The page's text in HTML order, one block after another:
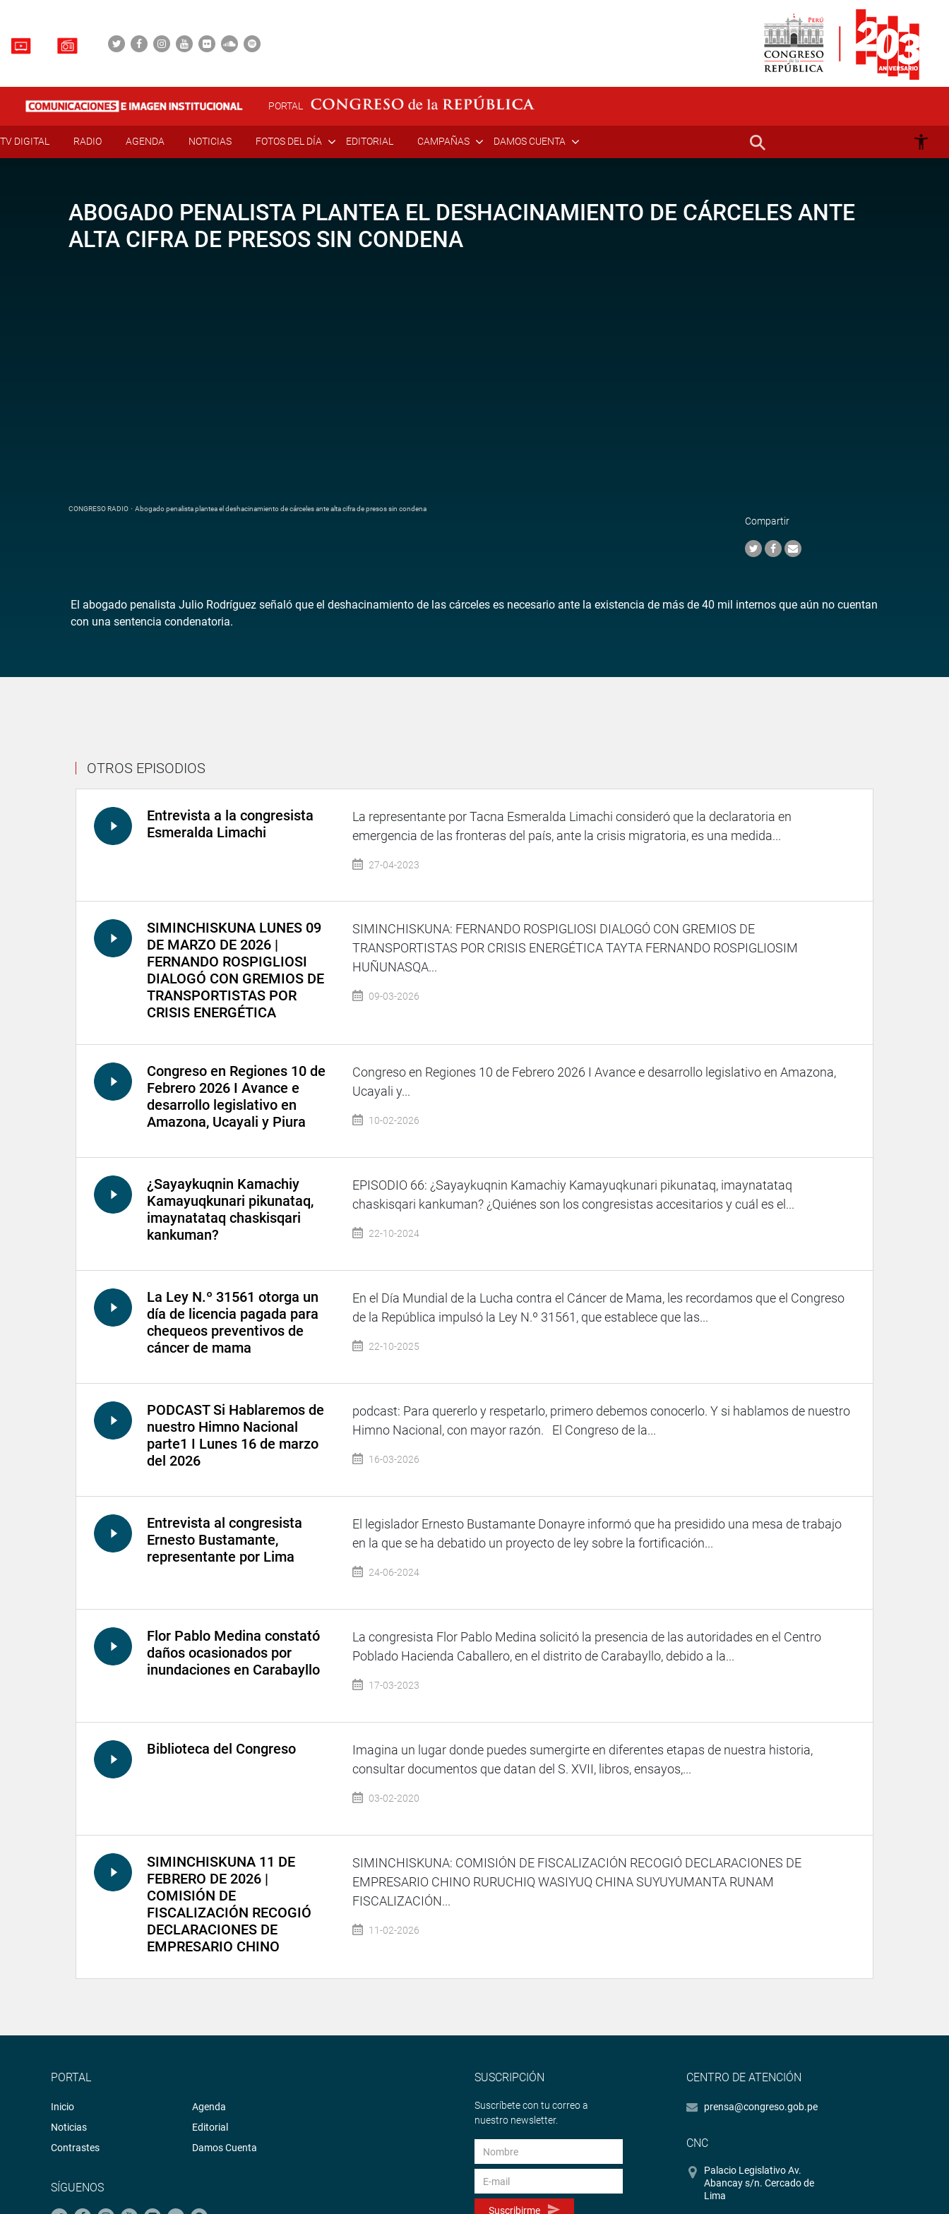
PORTAL
TV DIGITAL RADIO AGENDA NOTICIAS FOTOS DEL DÍA EDITORIAL CAMPAÑAS DAMOS CUENTA
ABOGADO PENALISTA PLANTEA EL DESHACINAMIENTO DE CÁRCELES ANTE
ALTA CIFRA DE PRESOS SIN CONDENA
CONGRESO RADIO · Abogado penalista plantea el deshacinamiento de cárceles ante alta cifra de presos sin condena
Compartir
El abogado penalista Julio Rodríguez señaló que el deshacinamiento de las cárceles es necesario ante la existencia de más de 40 mil internos que aún no cuentan
con una sentencia condenatoria.
OTROS EPISODIOS
Entrevista a la congresista
Esmeralda Limachi
La representante por Tacna Esmeralda Limachi consideró que la declaratoria en
emergencia de las fronteras del país, ante la crisis migratoria, es una medida...
27-04-2023
SIMINCHISKUNA LUNES 09
DE MARZO DE 2026 |
FERNANDO ROSPIGLIOSI
DIALOGÓ CON GREMIOS DE
TRANSPORTISTAS POR
CRISIS ENERGÉTICA
SIMINCHISKUNA: FERNANDO ROSPIGLIOSI DIALOGÓ CON GREMIOS DE
TRANSPORTISTAS POR CRISIS ENERGÉTICA TAYTA FERNANDO ROSPIGLIOSIM
HUÑUNASQA...
09-03-2026
Congreso en Regiones 10 de
Febrero 2026 I Avance e
desarrollo legislativo en
Amazona, Ucayali y Piura
Congreso en Regiones 10 de Febrero 2026 I Avance e desarrollo legislativo en Amazona,
Ucayali y...
10-02-2026
¿Sayaykuqnin Kamachiy
Kamayuqkunari pikunataq,
imaynatataq chaskisqari
kankuman?
EPISODIO 66: ¿Sayaykuqnin Kamachiy Kamayuqkunari pikunataq, imaynatataq
chaskisqari kankuman? ¿Quiénes son los congresistas accesitarios y cuál es el...
22-10-2024
La Ley N.º 31561 otorga un
día de licencia pagada para
chequeos preventivos de
cáncer de mama
En el Día Mundial de la Lucha contra el Cáncer de Mama, les recordamos que el Congreso
de la República impulsó la Ley N.º 31561, que establece que las...
22-10-2025
PODCAST Si Hablaremos de
nuestro Himno Nacional
parte1 I Lunes 16 de marzo
del 2026
podcast: Para quererlo y respetarlo, primero debemos conocerlo. Y si hablamos de nuestro
Himno Nacional, con mayor razón. El Congreso de la...
16-03-2026
Entrevista al congresista
Ernesto Bustamante,
representante por Lima
El legislador Ernesto Bustamante Donayre informó que ha presidido una mesa de trabajo
en la que se ha debatido un proyecto de ley sobre la fortificación...
24-06-2024
Flor Pablo Medina constató
daños ocasionados por
inundaciones en Carabayllo
La congresista Flor Pablo Medina solicitó la presencia de las autoridades en el Centro
Poblado Hacienda Caballero, en el distrito de Carabayllo, debido a la...
17-03-2023
Biblioteca del Congreso
Imagina un lugar donde puedes sumergirte en diferentes etapas de nuestra historia,
consultar documentos que datan del S. XVII, libros, ensayos,...
03-02-2020
SIMINCHISKUNA 11 DE
FEBRERO DE 2026 |
COMISIÓN DE
FISCALIZACIÓN RECOGIÓ
DECLARACIONES DE
EMPRESARIO CHINO
SIMINCHISKUNA: COMISIÓN DE FISCALIZACIÓN RECOGIÓ DECLARACIONES DE
EMPRESARIO CHINO RURUCHIQ WASIYUQ CHINA SUYUYUMANTA RUNAM
FISCALIZACIÓN...
11-02-2026
PORTAL
Inicio
Noticias
Contrastes
Agenda
Editorial
Damos Cuenta
SÍGUENOS
SUSCRIPCIÓN
Suscríbete con tu correo a
nuestro newsletter.
Suscribirme
CENTRO DE ATENCIÓN
prensa@congreso.gob.pe
CNC
Palacio Legislativo Av.
Abancay s/n. Cercado de
Lima